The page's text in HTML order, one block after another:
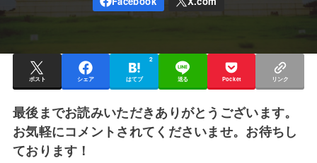
ポスト シェア はてブ
2
送る Pocket リンク
最後までお読みいただきありがとうございます。
お気軽にコメントされてくださいませ。お待ちし
ております！